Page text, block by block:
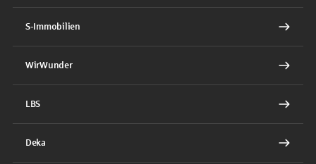
S-Immobilien
WirWunder
LBS
Deka